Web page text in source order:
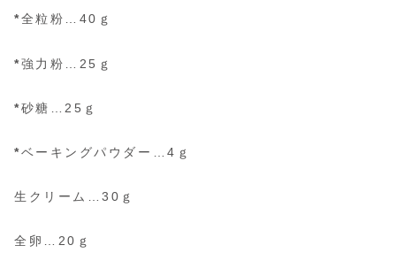
*全粒粉…40ｇ
*強力粉…25ｇ
*砂糖…25ｇ
*ベーキングパウダー…4ｇ
生クリーム…30ｇ
全卵…20ｇ